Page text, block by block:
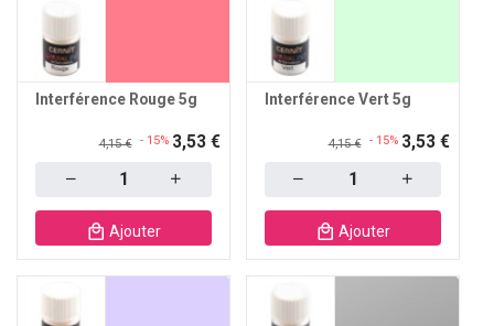
Interférence Rouge 5g
4,15 € - 15% 3,53 €
Ajouter
Interférence Vert 5g
4,15 € - 15% 3,53 €
Ajouter